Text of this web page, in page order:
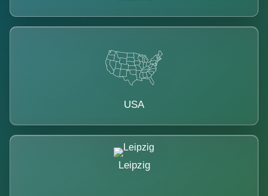
USA
Leipzig